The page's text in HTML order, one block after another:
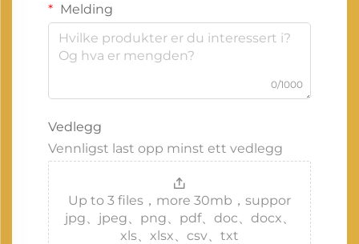
Melding
0/1000
Vedlegg
Vennligst last opp minst ett vedlegg
Up to 3 files，more 30mb，suppor
jpg、jpeg、png、pdf、doc、docx、
xls、xlsx、csv、txt